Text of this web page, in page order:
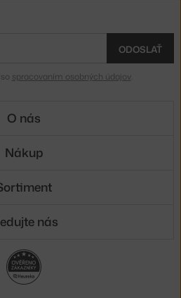
ODOSLAŤ
spracovaním osobných údajov.
O nás
Nákup
nás